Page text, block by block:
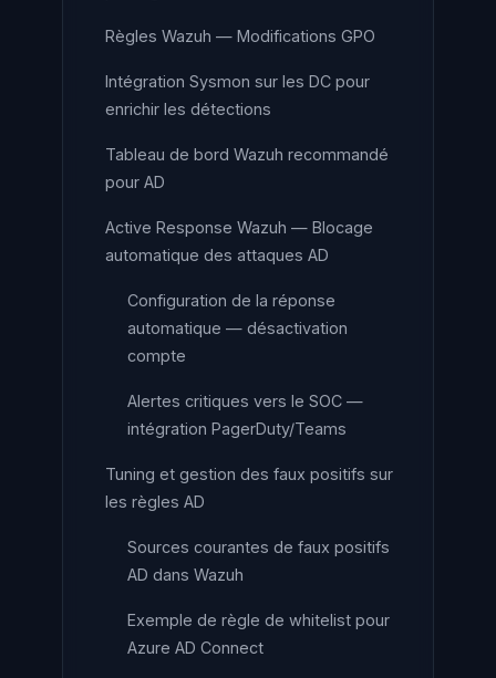
Règles Wazuh — Modifications GPO
Intégration Sysmon sur les DC pour
enrichir les détections
Tableau de bord Wazuh recommandé
pour AD
Active Response Wazuh — Blocage
automatique des attaques AD
Configuration de la réponse
automatique — désactivation
compte
Alertes critiques vers le SOC —
intégration PagerDuty/Teams
Tuning et gestion des faux positifs sur
les règles AD
Sources courantes de faux positifs
AD dans Wazuh
Exemple de règle de whitelist pour
Azure AD Connect